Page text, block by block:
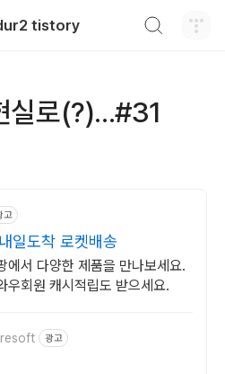
tistory
실로(?)...#31
고
일도착 로켓배송
에서 다양한 제품을 만나보세요.
우회원 캐시적립도 받으세요.
광고